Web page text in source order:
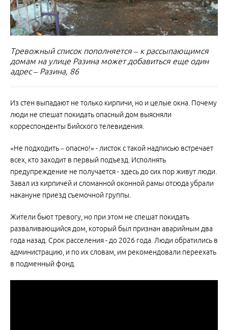
Тревожный список пополняется – к рассыпающимся
домам на улице Разина может добавиться еще один
адрес – Разина, 86
Из стен выпадают не только кирпичи, но и целые окна. Почему
люди не спешат покидать опасный дом выясняли
корреспонденты Бийского телевидения.
«Не подходить – опасно!» - листок с такой надписью встречает
всех, кто заходит в первый подъезд. Исполнять
предупреждение не получается - здесь до сих пор живут люди.
Завал из кирпичей и сломанной оконной рамы отсюда убрали
накануне приезд съемочной группы.
Жители бьют тревогу, но при этом не спешат покидать
разваливающийся дом, который был признан аварийным два
года назад. Срок расселения - до 2026 года. Люди обратились в
администрацию, и по их словам, им рекомендовали переехать
в подменный фонд.